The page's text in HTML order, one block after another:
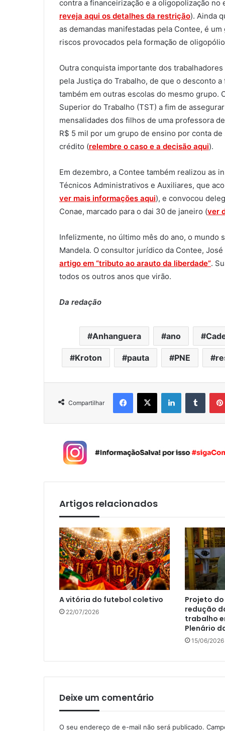
contra a financeirização e a oligopolização no
reveja aqui os detalhes da restrição). Ainda
as demandas manifestadas pela Contee, é
riscos provocados pela formação de
Outra conquista importante dos
pela Justiça do Trabalho, de que o desconto
também em outras escolas do mesmo grupo.
Superior do Trabalho (TST) a fim de
mensalidades dos filhos de uma professora
R$ 5 mil por um grupo de ensino por conta
crédito (relembre o caso e a decisão aqui).
Em dezembro, a Contee também realizou as
Técnicos Administrativos e Auxiliares, que
ver mais informações aqui), e convocou
Conae, marcado para o dai 30 de janeiro (ver
Infelizmente, no último mês do ano, o mundo
Mandela. O consultor jurídico da Contee,
artigo em “tributo ao arauto da liberdade”.
todos os outros anos que virão.
Da redação
Anhanguera ano
Kroton pauta PNE
Compartilhar
Artigos relacionados
A vitória do futebol coletivo
22/07/2026
Projeto
redução
trabalho
Plenário
15/06/2026
Deixe um comentário
O seu endereço de e-mail não será publicado.